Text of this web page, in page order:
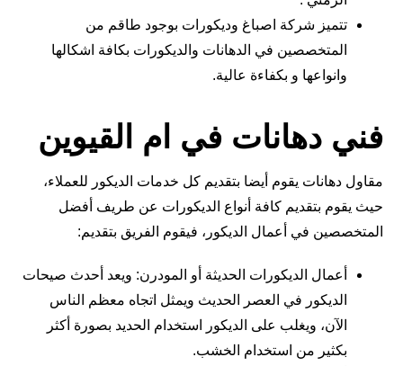
تتميز شركة اصباغ وديكورات بوجود طاقم من
المتخصصين في الدهانات والديكورات بكافة اشكالها
وانواعها و بكفاءة عالية.
فني دهانات في ام القيوين
مقاول دهانات يقوم أيضا بتقديم كل خدمات الديكور للعملاء،
حيث يقوم بتقديم كافة أنواع الديكورات عن طريف أفضل
المتخصصين في أعمال الديكور، فيقوم الفريق بتقديم:
أعمال الديكورات الحديثة أو المودرن: ويعد أحدث صيحات
الديكور في العصر الحديث ويمثل اتجاه معظم الناس
الآن، ويغلب على الديكور استخدام الحديد بصورة أكثر
بكثير من استخدام الخشب.